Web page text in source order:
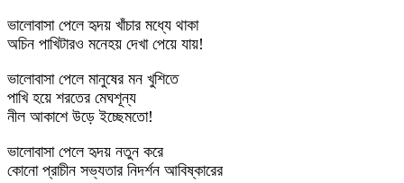
ভালোবাসা পেলে হৃদয় খাঁচার মধ্যে থাকা
অচিন পাখিটারও মনেহয় দেখা পেয়ে যায়!
ভালোবাসা পেলে মানুষের মন খুশিতে
পাখি হয়ে শরতের মেঘশূন্য
নীল আকাশে উড়ে ইচ্ছেমতো!
ভালোবাসা পেলে হৃদয় নতুন করে
কোনো প্রাচীন সভ্যতার নিদর্শন আবিষ্কারের